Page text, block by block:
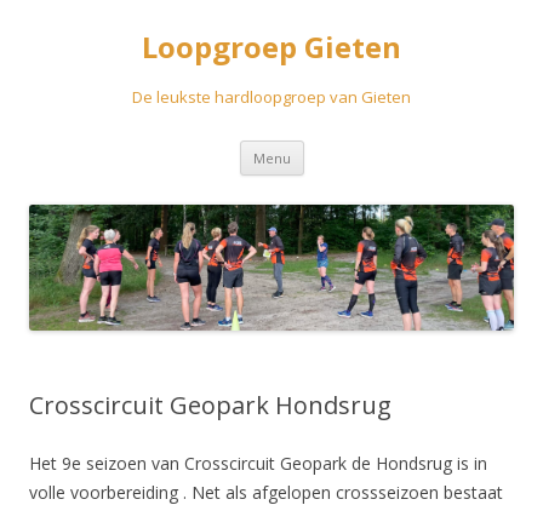
Loopgroep Gieten
De leukste hardloopgroep van Gieten
Menu Spring
inhoud
Crosscircuit Geopark Hondsrug
Het 9e seizoen van Crosscircuit Geopark de Hondsrug is in
volle voorbereiding . Net als afgelopen crossseizoen bestaat